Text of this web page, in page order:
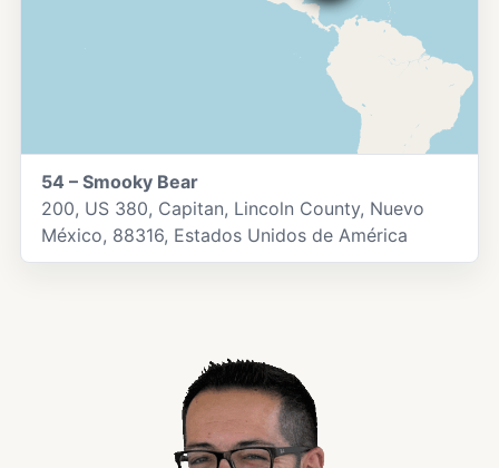
54 – Smooky Bear
200, US 380, Capitan, Lincoln County, Nuevo
México, 88316, Estados Unidos de América